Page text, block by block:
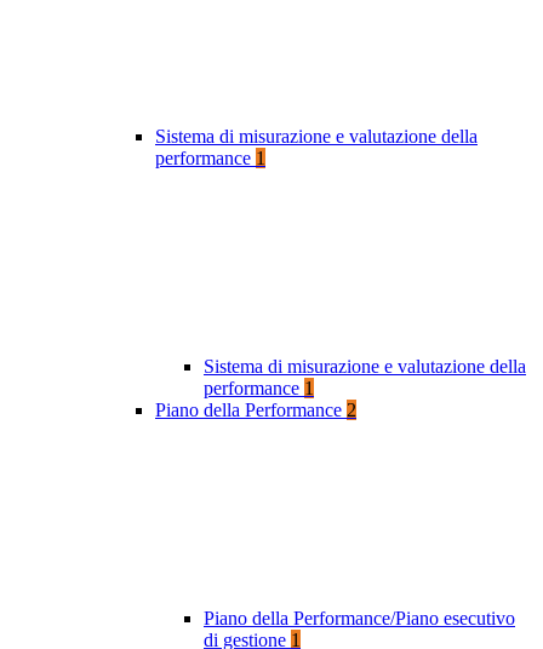
Sistema di misurazione e valutazione della
performance 1
Sistema di misurazione e valutazione della
performance 1
Piano della Performance 2
Piano della Performance/Piano esecutivo
di gestione 1